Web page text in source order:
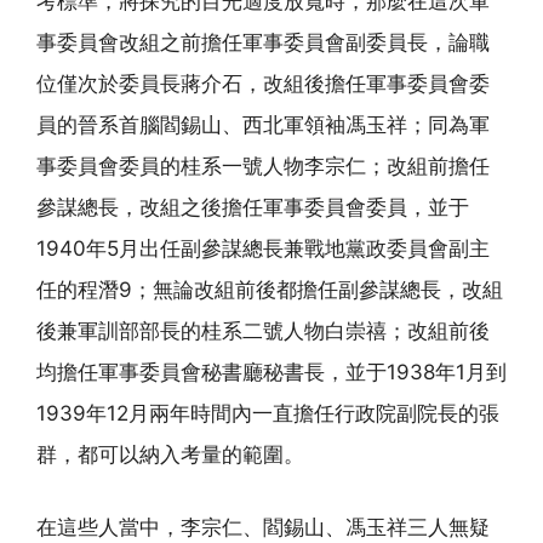
事委員會改組之前擔任軍事委員會副委員長，論職
位僅次於委員長蔣介石，改組後擔任軍事委員會委
員的晉系首腦閻錫山、西北軍領袖馮玉祥；同為軍
事委員會委員的桂系一號人物李宗仁；改組前擔任
參謀總長，改組之後擔任軍事委員會委員，並于
1940年5月出任副參謀總長兼戰地黨政委員會副主
任的程潛9；無論改組前後都擔任副參謀總長，改組
後兼軍訓部部長的桂系二號人物白崇禧；改組前後
均擔任軍事委員會秘書廳秘書長，並于1938年1月到
1939年12月兩年時間內一直擔任行政院副院長的張
群，都可以納入考量的範圍。
在這些人當中，李宗仁、閻錫山、馮玉祥三人無疑